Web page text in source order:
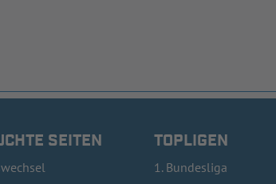
SEITEN TOPLIGEN
1. Bundesliga